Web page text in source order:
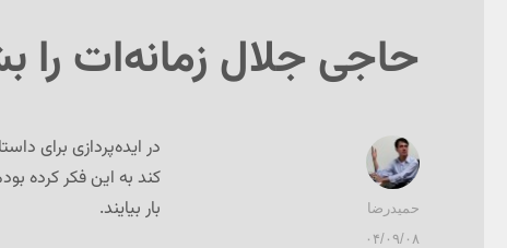
حاجی جلال زمانه‌ات را
در ایده‌پردازی برای
کند به این فکر کرده
بار بیایند.
نویسنده
حمیدرضا
ارسال
۰۴/۰۹/۰۸